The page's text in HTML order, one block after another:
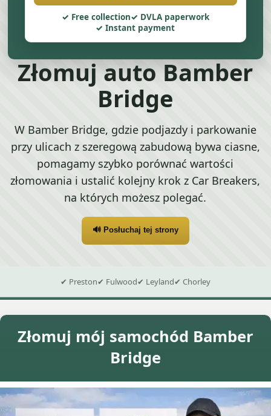
Free collection
DVLA paperwork
Instant payment
Złomuj auto Bamber
Bridge
W Bamber Bridge, gdzie podjazdy i parkowanie
przy ulicach z szeregową zabudową bywa ciasne,
pomagamy szybko porównać wartości
złomowania i ustalić kolejny krok z Car Breakers,
na których możesz polegać.
🔊 Posłuchaj tej strony
✔ Preston✔ Fulwood✔ Leyland✔ Chorley
Złomuj mój samochód Bamber
Bridge